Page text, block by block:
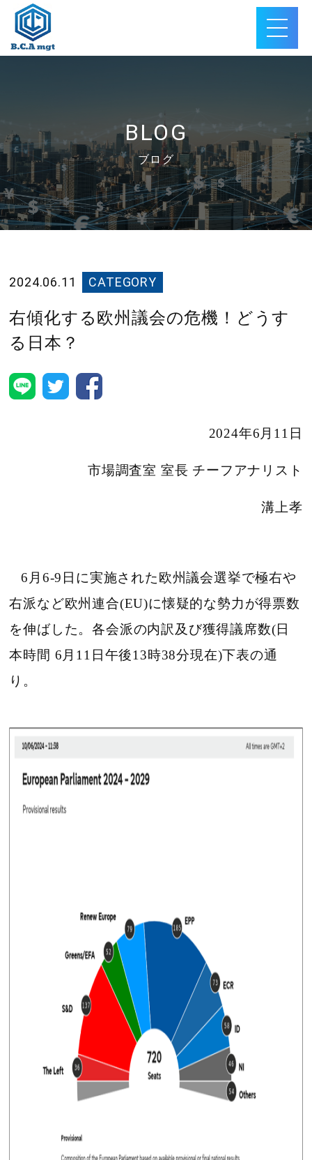
BLOG
ブログ
2024.06.11 CATEGORY
右傾化する欧州議会の危機！どうす
る日本？
2024年6月11日
市場調査室 室長 チーフアナリスト
溝上孝
6 月6-9日に実施された欧州議会選挙で極右や
右派など欧州連合(EU)に懐疑的な勢力が得票数
を伸ばした。各会派の内訳及び獲得議席数(日
本時間 6月11日午後13時38分現在)下表の通
り。